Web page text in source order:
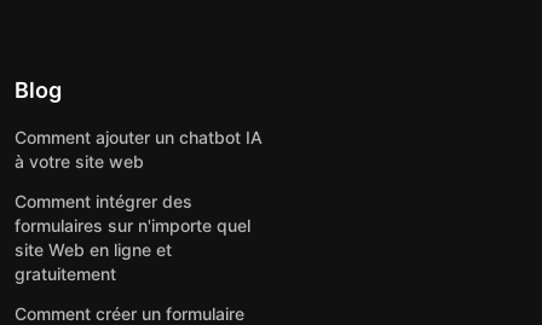
Blog
Comment ajouter un chatbot IA
à votre site web
Comment intégrer des
formulaires sur n'importe quel
site Web en ligne et
gratuitement
Comment créer un formulaire